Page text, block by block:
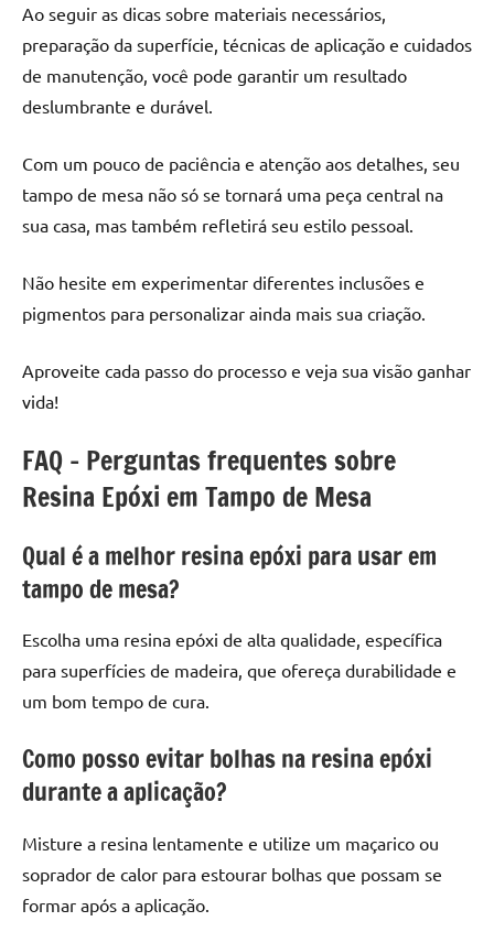
Ao seguir as dicas sobre materiais necessários,
preparação da superfície, técnicas de aplicação e cuidados
de manutenção, você pode garantir um resultado
deslumbrante e durável.
Com um pouco de paciência e atenção aos detalhes, seu
tampo de mesa não só se tornará uma peça central na
sua casa, mas também refletirá seu estilo pessoal.
Não hesite em experimentar diferentes inclusões e
pigmentos para personalizar ainda mais sua criação.
Aproveite cada passo do processo e veja sua visão ganhar
vida!
FAQ – Perguntas frequentes sobre
Resina Epóxi em Tampo de Mesa
Qual é a melhor resina epóxi para usar em
tampo de mesa?
Escolha uma resina epóxi de alta qualidade, específica
para superfícies de madeira, que ofereça durabilidade e
um bom tempo de cura.
Como posso evitar bolhas na resina epóxi
durante a aplicação?
Misture a resina lentamente e utilize um maçarico ou
soprador de calor para estourar bolhas que possam se
formar após a aplicação.